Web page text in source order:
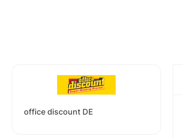
office discount DE